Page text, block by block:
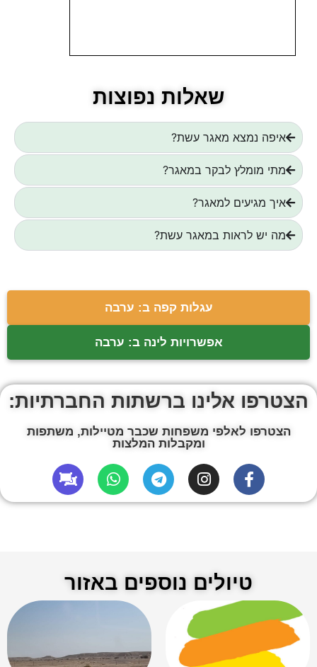
שאלות נפוצות
איפה נמצא מאגר עשת?
מתי מומלץ לבקר במאגר?
איך מגיעים למאגר?
מה יש לראות במאגר עשת?
עגלות קפה ב: ערבה
אפשרויות לינה ב: ערבה
הצטרפו אלינו ברשתות החברתיות:
הצטרפו לאלפי משפחות שכבר מטיילות, משתפות
ומקבלות המלצות
טיולים נוספים באזור